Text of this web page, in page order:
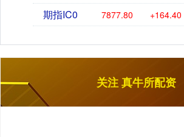
期指IC0 7877.80 +164.40
关注 真牛所配资